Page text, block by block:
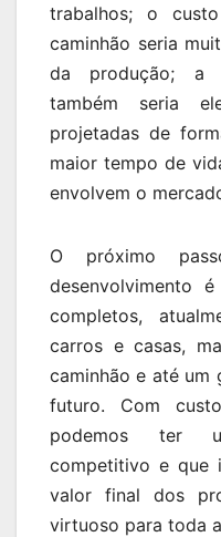
trabalhos; o
caminhão seria
da produção; a
também seria
projetadas de
maior tempo de
envolvem o
O próximo
desenvolvimento
completos,
carros e casas,
caminhão e até um
futuro. Com
podemos ter
competitivo e que
valor final dos
virtuoso para toda